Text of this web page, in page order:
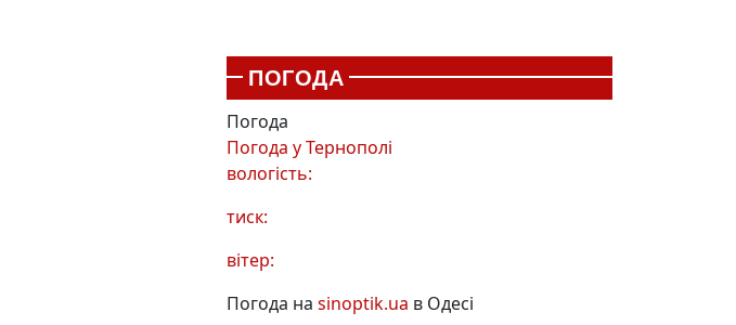
ПОГОДА
Погода
Погода уТернополі
вологість:
тиск:
вітер:
Погода на sinoptik.ua в Одесі